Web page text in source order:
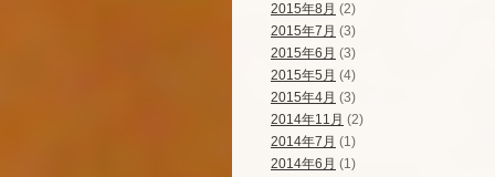
2015年8月 (2)
2015年7月 (3)
2015年6月 (3)
2015年5月 (4)
2015年4月 (3)
2014年11月 (2)
2014年7月 (1)
2014年6月 (1)